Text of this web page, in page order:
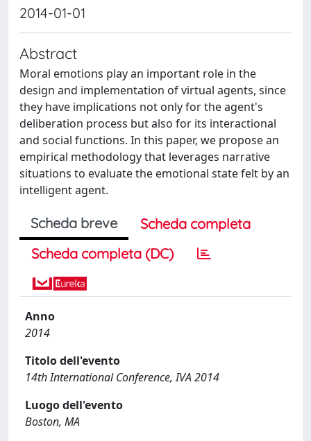
2014-01-01
Abstract
Moral emotions play an important role in the
design and implementation of virtual agents, since
they have implications not only for the agent's
deliberation process but also for its interactional
and social functions. In this paper, we propose an
empirical methodology that leverages narrative
situations to evaluate the emotional state felt by an
intelligent agent.
Scheda breve
Scheda completa
Scheda completa (DC)
Anno
2014
Titolo dell'evento
14th International Conference, IVA 2014
Luogo dell'evento
Boston, MA